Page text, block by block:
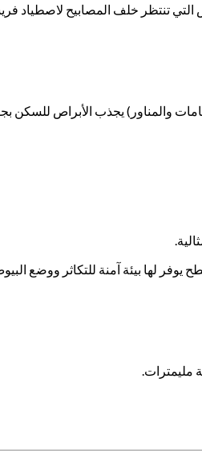
التي تنتظر خلف المصابيح لاصطياد
والمناور) يجذب الأبراص للسكن
يوفر لها بيئة آمنة للتكاثر ووضع
مليمترات.